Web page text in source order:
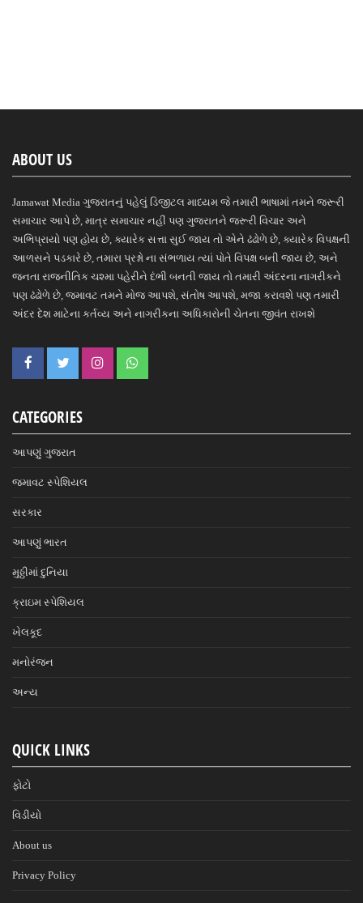
ABOUT US
Jamawat Media ગુજરાતનું પહેલું ડિજીટલ માધ્યમ જે તમારી ભાષામાં તમને જરૂરી
સમાચાર આપે છે, માત્ર સમાચાર નહીં પણ ગુજરાતને જરૂરી વિચાર અને
અભિપ્રાયો પણ હોય છે, ક્યારેક સત્તા સુઈ જાય તો એને ઢંઢોળે છે, ક્યારેક વિપક્ષની
આળસને પડકારે છે, તમારા પ્રશ્નો ના સંભળાય ત્યાં પોતે વિપક્ષ બની જાય છે, અને
જનતા રાજનીતિક ચશ્મા પહેરીને દંભી બનતી જાય તો તમારી અંદરના નાગરીકને
પણ ઢંઢોળે છે, જમાવટ તમને મોજ આપશે, સંતોષ આપશે, મજા કરાવશે પણ તમારી
અંદર દેશ માટેના કર્તવ્ય અને નાગરીકના અધિકારોની ચેતના જીવંત રાખશે
CATEGORIES
આપણું ગુજરાત
જમાવટ સ્પેશિયલ
સરકાર
આપણું ભારત
મુઠ્ઠીમાં દુનિયા
ક્રાઇમ સ્પેશિયલ
ખેલકૂદ
મનોરંજન
અન્ય
QUICK LINKS
ફોટો
વિડીયો
About us
Privacy Policy